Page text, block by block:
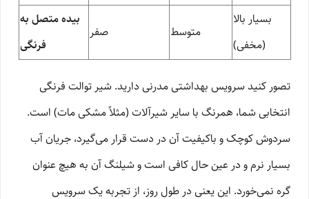
بیده متصل به
فرنگی
صفر متوسط
بسیار بالا
(مخفی)
تصور کنید سرویس بهداشتی مدرنی دارید. شیر توالت فرنگی
انتخابی شما، همرنگ با سایر شیرآلات (مثلاً مشکی مات) است.
سردوش کوچک و باکیفیت آن در دست قرار می‌گیرد، جریان آب
بسیار نرم و در عین حال کافی است و شیلنگ آن به هیچ عنوان
گره نمی‌خورد. این یعنی در طول روز، از تجربه یک سرویس